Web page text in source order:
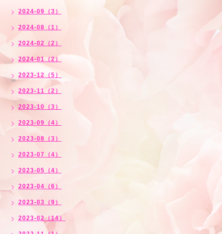
2024-09（3）
2024-08（1）
2024-02（2）
2024-01（2）
2023-12（5）
2023-11（2）
2023-10（3）
2023-09（4）
2023-08（3）
2023-07（4）
2023-05（4）
2023-04（6）
2023-03（9）
2023-02（14）